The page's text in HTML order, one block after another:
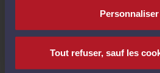
Personnaliser
Tout refuser, sauf les